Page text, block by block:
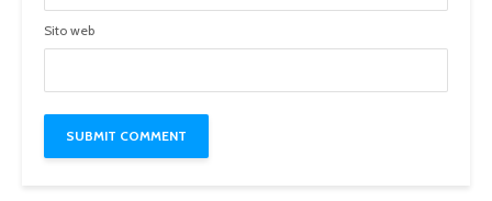
Sito web